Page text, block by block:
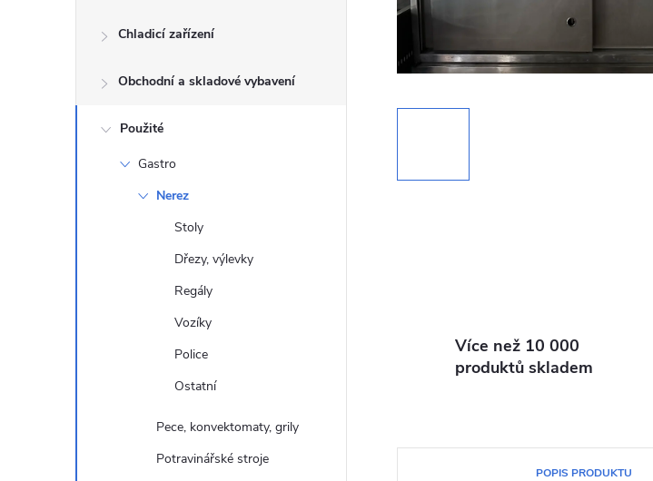
n
Chladicí zařízení
Obchodní a skladové vybavení
Použité
Gastro
Nerez
Stoly
Dřezy, výlevky
Regály
Vozíky
Police
Ostatní
Pece, konvektomaty, grily
Potravinářské stroje
Více než 10 000
produktů skladem
POPIS PRODUKTU